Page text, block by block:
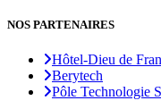
NOS PARTENAIRES
Hôtel-Dieu de
Berytech
Pôle Technologie